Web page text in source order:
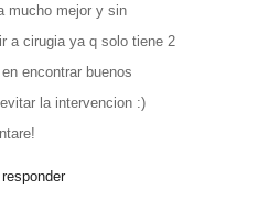
mucho mejor y sin
a cirugia ya q solo tiene 2
encontrar buenos
la intervencion :)